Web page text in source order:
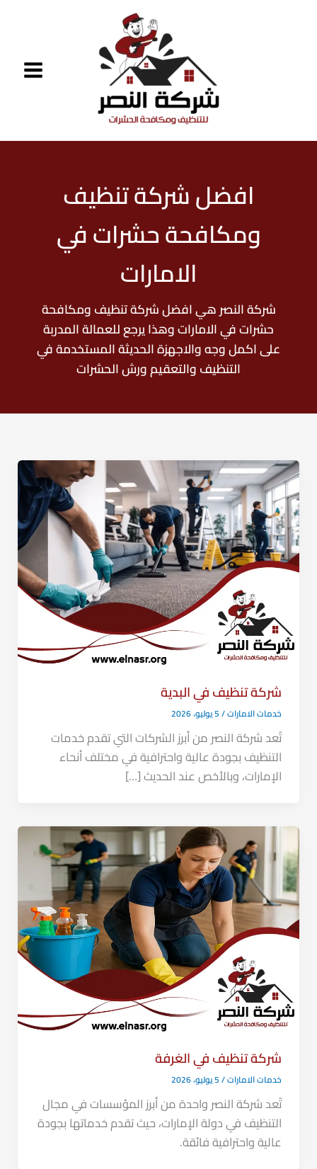
افضل شركة تنظيف
ومكافحة حشرات في
الامارات
شركة النصر هي افضل شركة تنظيف ومكافحة
حشرات في الامارات وهذا يرجع للعمالة المدربة
على اكمل وجه والاجهزة الحديثة المستخدمة في
التنظيف والتعقيم ورش الحشرات
شركة تنظيف في البدية
خدمات الامارات/5 يوليو، 2026
تُعد شركة النصر من أبرز الشركات التي تقدم خدمات
التنظيف بجودة عالية واحترافية في مختلف أنحاء
الإمارات، وبالأخص عند الحديث […]
شركة تنظيف في الغرفة
خدمات الامارات/5 يوليو، 2026
تُعد شركة النصر واحدة من أبرز المؤسسات في مجال
التنظيف في دولة الإمارات، حيث تقدم خدماتها بجودة
عالية واحترافية فائقة.